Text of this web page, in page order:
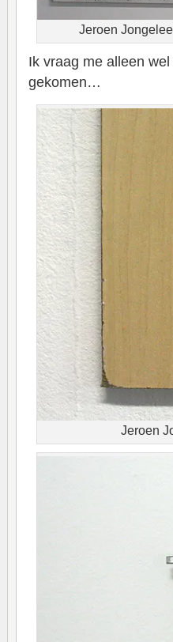
Jeroen
Ik vraag me alleen
gekomen…
Jeroen